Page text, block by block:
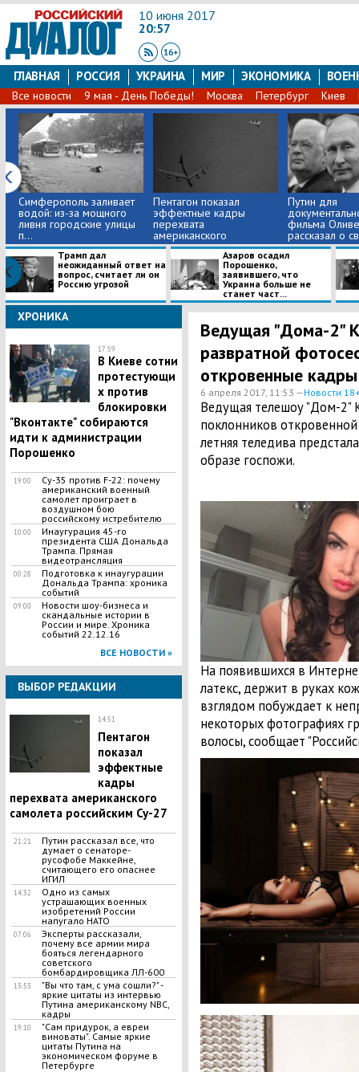
10 июня 2017
20:57
ГЛАВНАЯ РОССИЯ УКРАИНА МИР ЭКОНОМИКА
Все новости 9 мая - День Победы! Москва Петербург Киев
Симферополь заливает
водой: из-за мощного
ливня городские улицы
п...
Пентагон показал
эффектные кадры
перехвата
американского
самолета...
Путин для
фильма
рассказал о
Трамп дал
неожиданный ответ на
вопрос, считает ли он
Россию угрозой
Азаров осадил
Порошенко,
заявившего, что
Украина больше не
станет част...
ХРОНИКА
17:59
В Киеве сотни
протестующи
х против
блокировки
"Вконтакте" собираются
идти к администрации
Порошенко
19:00
Су-35 против F-22: почему
американский военный
самолет проиграет в
воздушном бою
российскому истребителю
10:00
Инаугурация 45-го
президента США Дональда
Трампа. Прямая
видеотрансляция
00:28
Подготовка к инаугурации
Дональда Трампа: хроника
событий
09:00
Новости шоу-бизнеса и
скандальные истории в
России и мире. Хроника
событий 22.12.16
ВСЕ НОВОСТИ »
ВЫБОР РЕДАКЦИИ
14:51
Пентагон
показал
эффектные
кадры
перехвата американского
самолета российским Су-27
21:21
Путин рассказал все, что
думает о сенаторе-
русофобе Маккейне,
считающего его опаснее
ИГИЛ
14:32
Одно из самых
устрашающих военных
изобретений России
напугало НАТО
07:06
Эксперты рассказали,
почему все армии мира
бояться легендарного
советского
бомбардировщика ЛЛ-600
13:53
"Вы что там, с ума сошли?" -
яркие цитаты из интервью
Путина американскому NBC,
кадры
19:10
"Сам придурок, а евреи
виноваты". Самые яркие
цитаты Путина на
экономическом форуме в
Петербурге
Ведущая "Дома-2"
развратной
откровенные
6 апреля 2017, 11:53 —Новости
​Ведущая телешоу "Дом-2"
поклонников
летняя теледива
образе госпожи.
На появившихся в
латекс, держит в руках
взглядом побуждает к
некоторых фотографиях
волосы, сообщает